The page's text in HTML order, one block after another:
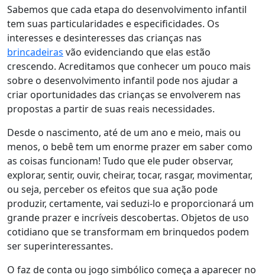
Sabemos que cada etapa do desenvolvimento infantil
tem suas particularidades e especificidades. Os
interesses e desinteresses das crianças nas
brincadeiras vão evidenciando que elas estão
crescendo. Acreditamos que conhecer um pouco mais
sobre o desenvolvimento infantil pode nos ajudar a
criar oportunidades das crianças se envolverem nas
propostas a partir de suas reais necessidades.
Desde o nascimento, até de um ano e meio, mais ou
menos, o bebê tem um enorme prazer em saber como
as coisas funcionam! Tudo que ele puder observar,
explorar, sentir, ouvir, cheirar, tocar, rasgar, movimentar,
ou seja, perceber os efeitos que sua ação pode
produzir, certamente, vai seduzi-lo e proporcionará um
grande prazer e incríveis descobertas. Objetos de uso
cotidiano que se transformam em brinquedos podem
ser superinteressantes.
O faz de conta ou jogo simbólico começa a aparecer no